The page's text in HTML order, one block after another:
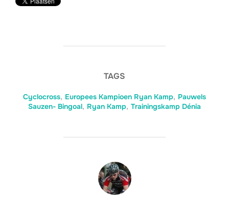
TAGS
Cyclocross, Europees Kampioen Ryan Kamp, Pauwels
Sauzen- Bingoal, Ryan Kamp, Trainingskamp Dénia
BERICHTAUTEUR